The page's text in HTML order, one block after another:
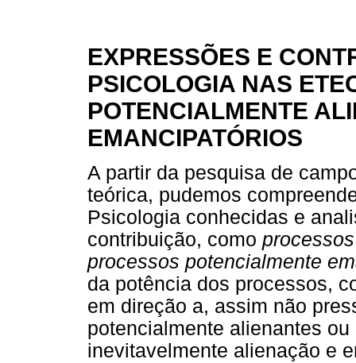
EXPRESSÕES E
PSICOLOGIA NAS
POTENCIALMENTE
EMANCIPATÓRIOS
A partir da pesquisa de
teórica, pudemos
Psicologia conhecidas e
contribuição, como
processos potencialmente
da potência dos processos,
em direção a, assim não
potencialmente alienantes
inevitavelmente alienação e